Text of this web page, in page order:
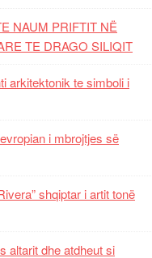
NAUM PRIFTIT NË
TE DRAGO SILIQIT
arkitektonik te simboli i
i mbrojtjes së
shqiptar i artit tonë
altarit dhe atdheut si